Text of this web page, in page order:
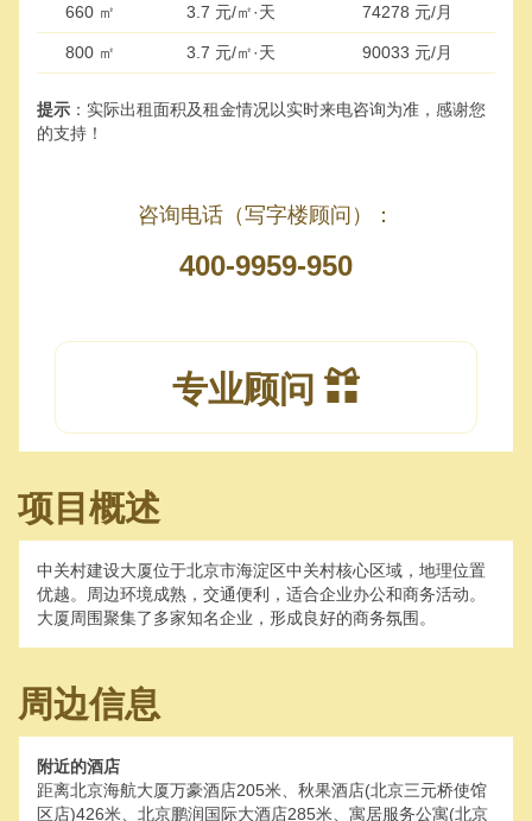
660 ㎡ 3.7 元/㎡·天 74278 元/月
800 ㎡ 3.7 元/㎡·天 90033 元/月
提示 ：实际出租面积及租金情况以实时来电咨询为准，感谢您
的支持！
咨询电话（写字楼顾问）：
400-9959-950
专业顾问
项目概述
中关村建设大厦位于北京市海淀区中关村核心区域，地理位置
优越。周边环境成熟，交通便利，适合企业办公和商务活动。
大厦周围聚集了多家知名企业，形成良好的商务氛围。
周边信息
附近的酒店
距离北京海航大厦万豪酒店205米、秋果酒店(北京三元桥使馆
区店)426米、北京鹏润国际大酒店285米、寓居服务公寓(北京